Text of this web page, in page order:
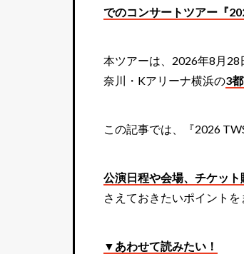
でのコンサートツアー『
本ツアーは、2026年8月
奈川・Kアリーナ横浜の3
この記事では、『2026
公演日程や会場、チケッ
さえておきたいポイントを
▼あわせて読みたい！